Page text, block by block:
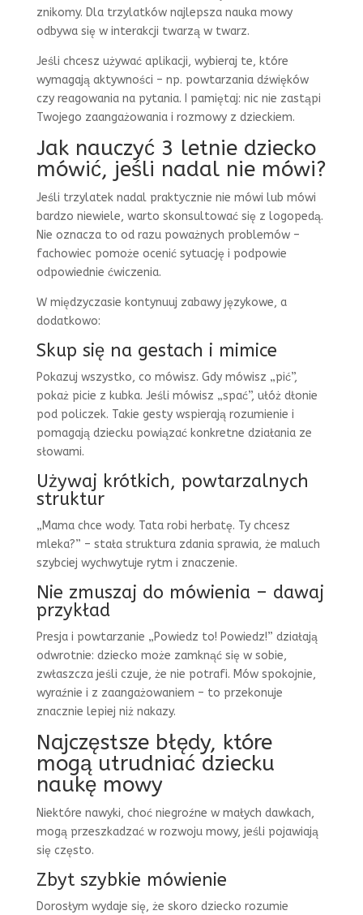
znikomy. Dla trzylatków najlepsza nauka mowy
odbywa się w interakcji twarzą w twarz.
Jeśli chcesz używać aplikacji, wybieraj te, które
wymagają aktywności – np. powtarzania dźwięków
czy reagowania na pytania. I pamiętaj: nic nie zastąpi
Twojego zaangażowania i rozmowy z dzieckiem.
Jak nauczyć 3 letnie dziecko
mówić, jeśli nadal nie mówi?
Jeśli trzylatek nadal praktycznie nie mówi lub mówi
bardzo niewiele, warto skonsultować się z logopedą.
Nie oznacza to od razu poważnych problemów –
fachowiec pomoże ocenić sytuację i podpowie
odpowiednie ćwiczenia.
W międzyczasie kontynuuj zabawy językowe, a
dodatkowo:
Skup się na gestach i mimice
Pokazuj wszystko, co mówisz. Gdy mówisz „pić”,
pokaż picie z kubka. Jeśli mówisz „spać”, ułóż dłonie
pod policzek. Takie gesty wspierają rozumienie i
pomagają dziecku powiązać konkretne działania ze
słowami.
Używaj krótkich, powtarzalnych
struktur
„Mama chce wody. Tata robi herbatę. Ty chcesz
mleka?” – stała struktura zdania sprawia, że maluch
szybciej wychwytuje rytm i znaczenie.
Nie zmuszaj do mówienia – dawaj
przykład
Presja i powtarzanie „Powiedz to! Powiedz!” działają
odwrotnie: dziecko może zamknąć się w sobie,
zwłaszcza jeśli czuje, że nie potrafi. Mów spokojnie,
wyraźnie i z zaangażowaniem – to przekonuje
znacznie lepiej niż nakazy.
Najczęstsze błędy, które
mogą utrudniać dziecku
naukę mowy
Niektóre nawyki, choć niegroźne w małych dawkach,
mogą przeszkadzać w rozwoju mowy, jeśli pojawiają
się często.
Zbyt szybkie mówienie
Dorosłym wydaje się, że skoro dziecko rozumie